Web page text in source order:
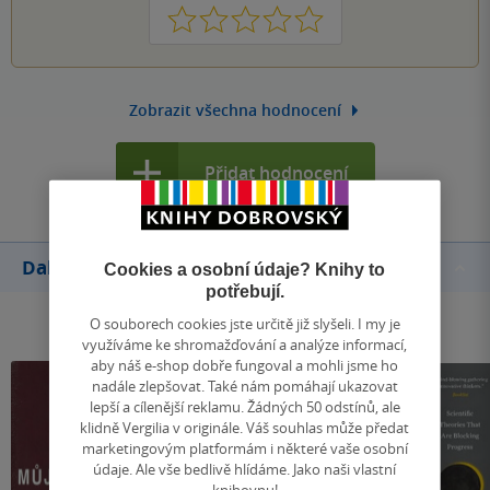
1 2 3 4 5
Zobrazit všechna hodnocení
Přidat hodnocení
Další knihy autoraCookies a osobní údaje? Knihy to
potřebují.
O souborech cookies jste určitě již slyšeli. I my je
využíváme ke shromažďování a analýze informací,
aby náš e-shop dobře fungoval a mohli jsme ho
nadále zlepšovat. Také nám pomáhají ukazovat
lepší a cílenější reklamu. Žádných 50 odstínů, ale
klidně Vergilia v originále. Váš souhlas může předat
marketingovým platformám i některé vaše osobní
údaje. Ale vše bedlivě hlídáme. Jako naši vlastní